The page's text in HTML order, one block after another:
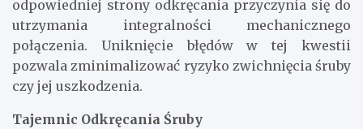
odpowiedniej strony odkręcania przyczynia się do
utrzymania integralności mechanicznego
połączenia. Uniknięcie błędów w tej kwestii
pozwala zminimalizować ryzyko zwichnięcia śruby
czy jej uszkodzenia.
Tajemnic Odkręcania Śruby